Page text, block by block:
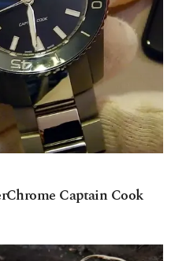
Captain Cook